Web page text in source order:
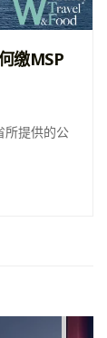
缴MSP
所提供的公